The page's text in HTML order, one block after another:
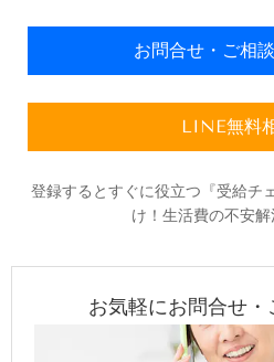
お問合せ・ご相
LINE無料
登録するとすぐに役立つ『受給チ
け！生活費の不安
お気軽にお問合せ